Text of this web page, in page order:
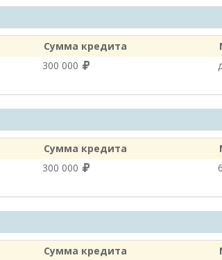
Сумма кредита
300 000
Сумма кредита
300 000
Сумма кредита